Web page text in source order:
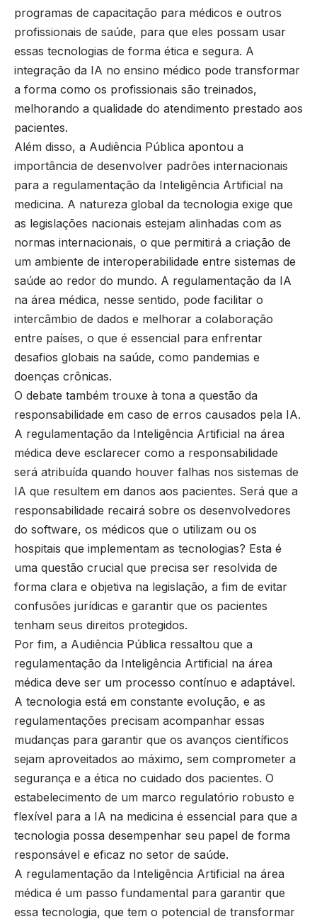
programas de capacitação para médicos e outros
profissionais de saúde, para que eles possam usar
essas tecnologias de forma ética e segura. A
integração da IA no ensino médico pode transformar
a forma como os profissionais são treinados,
melhorando a qualidade do atendimento prestado aos
pacientes.
Além disso, a Audiência Pública apontou a
importância de desenvolver padrões internacionais
para a regulamentação da Inteligência Artificial na
medicina. A natureza global da tecnologia exige que
as legislações nacionais estejam alinhadas com as
normas internacionais, o que permitirá a criação de
um ambiente de interoperabilidade entre sistemas de
saúde ao redor do mundo. A regulamentação da IA
na área médica, nesse sentido, pode facilitar o
intercâmbio de dados e melhorar a colaboração
entre países, o que é essencial para enfrentar
desafios globais na saúde, como pandemias e
doenças crônicas.
O debate também trouxe à tona a questão da
responsabilidade em caso de erros causados pela IA.
A regulamentação da Inteligência Artificial na área
médica deve esclarecer como a responsabilidade
será atribuída quando houver falhas nos sistemas de
IA que resultem em danos aos pacientes. Será que a
responsabilidade recairá sobre os desenvolvedores
do software, os médicos que o utilizam ou os
hospitais que implementam as tecnologias? Esta é
uma questão crucial que precisa ser resolvida de
forma clara e objetiva na legislação, a fim de evitar
confusões jurídicas e garantir que os pacientes
tenham seus direitos protegidos.
Por fim, a Audiência Pública ressaltou que a
regulamentação da Inteligência Artificial na área
médica deve ser um processo contínuo e adaptável.
A tecnologia está em constante evolução, e as
regulamentações precisam acompanhar essas
mudanças para garantir que os avanços científicos
sejam aproveitados ao máximo, sem comprometer a
segurança e a ética no cuidado dos pacientes. O
estabelecimento de um marco regulatório robusto e
flexível para a IA na medicina é essencial para que a
tecnologia possa desempenhar seu papel de forma
responsável e eficaz no setor de saúde.
A regulamentação da Inteligência Artificial na área
médica é um passo fundamental para garantir que
essa tecnologia, que tem o potencial de transformar